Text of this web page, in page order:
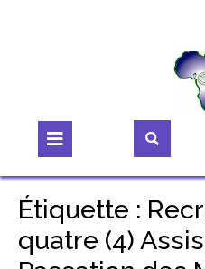
Étiquette :
quatre (4)